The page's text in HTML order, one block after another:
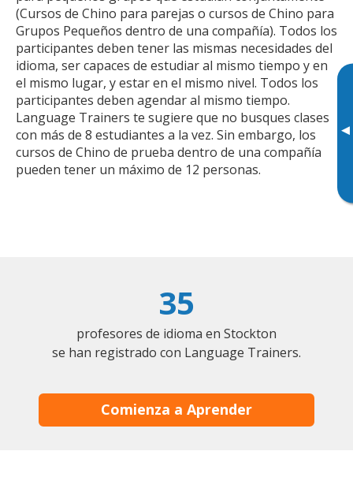
▸
(Cursos de Chino para parejas o cursos de Chino para
Grupos Pequeños dentro de una compañía). Todos los
participantes deben tener las mismas necesidades del
idioma, ser capaces de estudiar al mismo tiempo y en
el mismo lugar, y estar en el mismo nivel. Todos los
participantes deben agendar al mismo tiempo.
Language Trainers te sugiere que no busques clases
con más de 8 estudiantes a la vez. Sin embargo, los
cursos de Chino de prueba dentro de una compañía
pueden tener un máximo de 12 personas.
35
profesores de idioma en Stockton
se han registrado con Language Trainers.
Comienza a Aprender